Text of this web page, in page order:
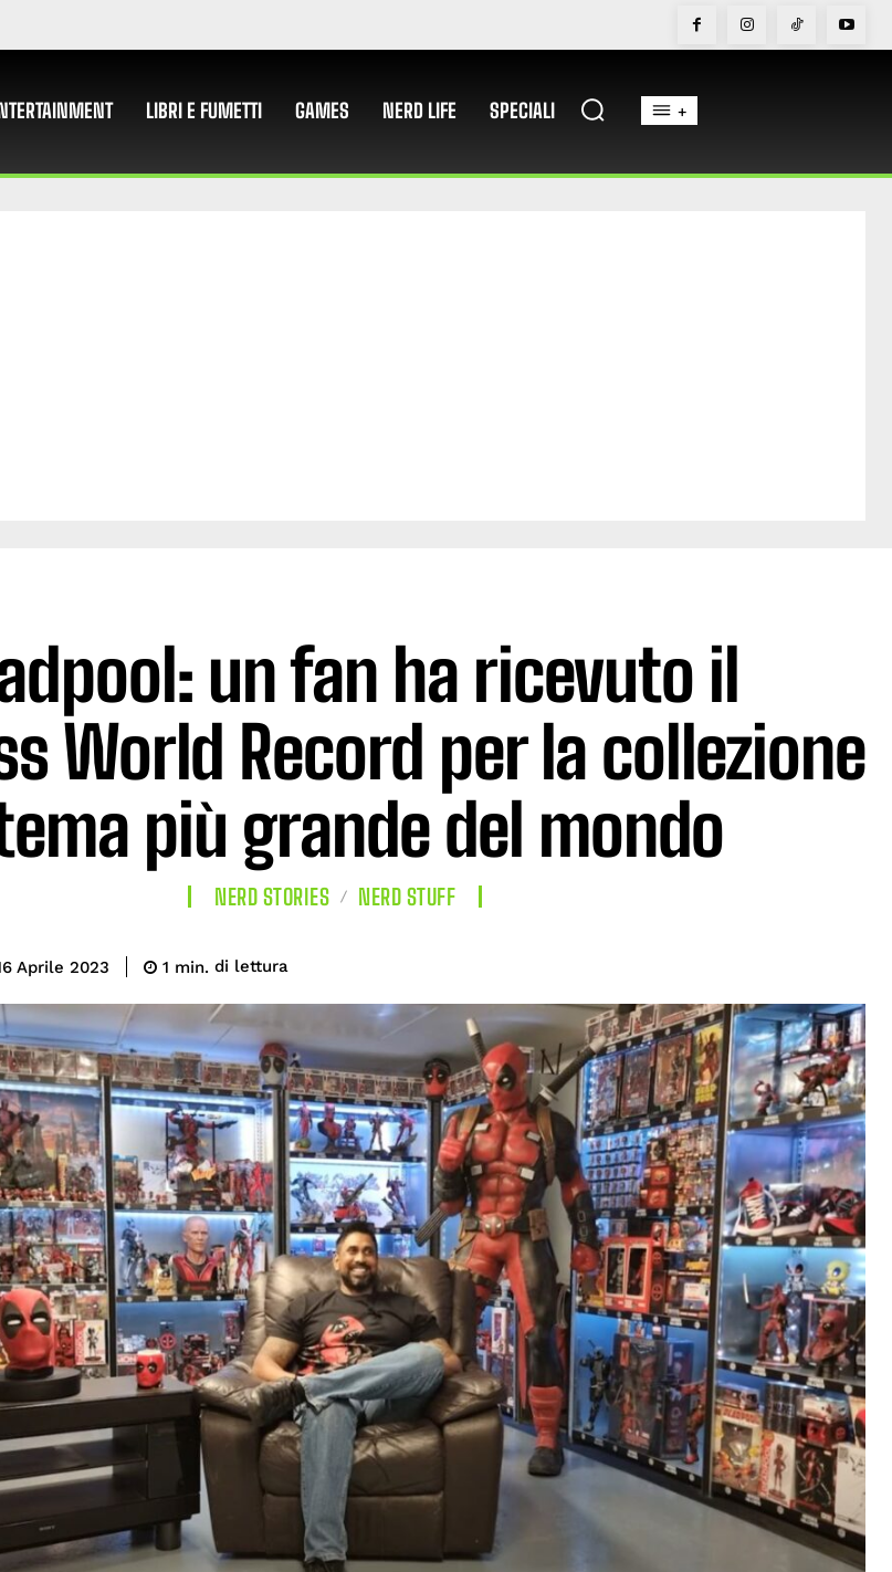
LIBRI E FUMETTI GAMES NERD LIFE SPECIALI +
un fan ha ricevuto il
World Record per la collezione
più grande del mondo
NERD STORIES NERD STUFF
Aprile 2023 1 min. di lettura